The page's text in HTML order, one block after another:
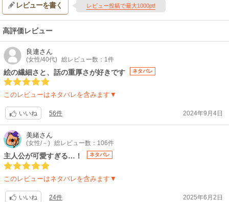
レビューを書く レビュー投稿で最大1000pt!
高評価レビュー
良連さん
(女性/40代) 総レビュー数：1件
絵の繊細さと、話の重厚さが好きです ネタバレ
このレビューはネタバレを含みます▼
いいね 56件 2024年9月4日
美緒さん
(女性/－) 総レビュー数：106件
主人公が可愛すぎる…！ ネタバレ
このレビューはネタバレを含みます▼
いいね 24件 2025年6月2日